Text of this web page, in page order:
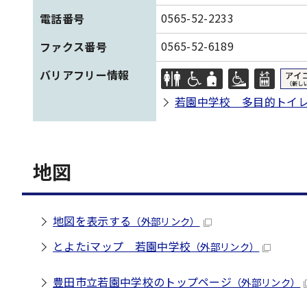
電話番号
0565-52-2233
ファクス番号
0565-52-6189
バリアフリー情報
若園中学校 多目的トイ
地図
地図を表示する （外部リンク）
とよたiマップ 若園中学校 （外部リンク）
豊田市立若園中学校のトップページ （外部リンク）